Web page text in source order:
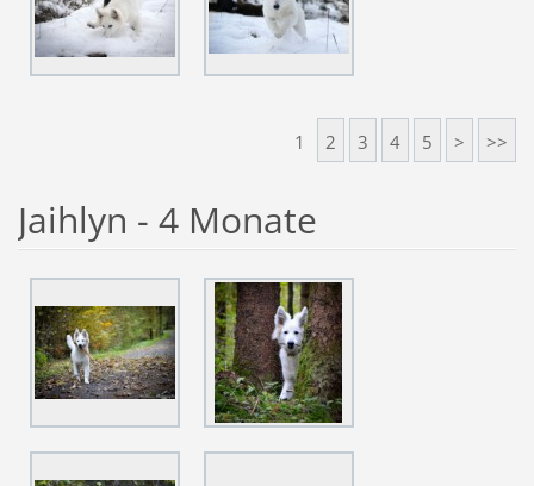
1 2 3 4 5 > >>
Jaihlyn - 4 Monate